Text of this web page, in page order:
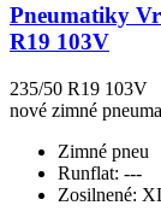
Pneumatiky
R19 103V
235/50 R19 103V
nové zimné
Zimné pneu
Runflat: ---
Zosilnené: